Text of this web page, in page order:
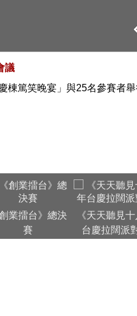
議
棟篤笑晚宴」與25名參賽者
創業擂台》總決
賽
《天天聽見
台慶拉闊派